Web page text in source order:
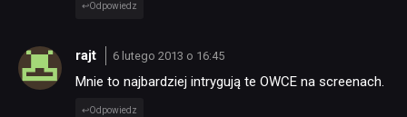
Odpowiedz
rajt 6 lutego 2013 o 16:45
Mnie to najbardziej intrygują te OWCE na screenach.
Odpowiedz